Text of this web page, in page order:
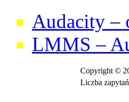
Audacity –
LMMS –
Copyright ©
Liczba